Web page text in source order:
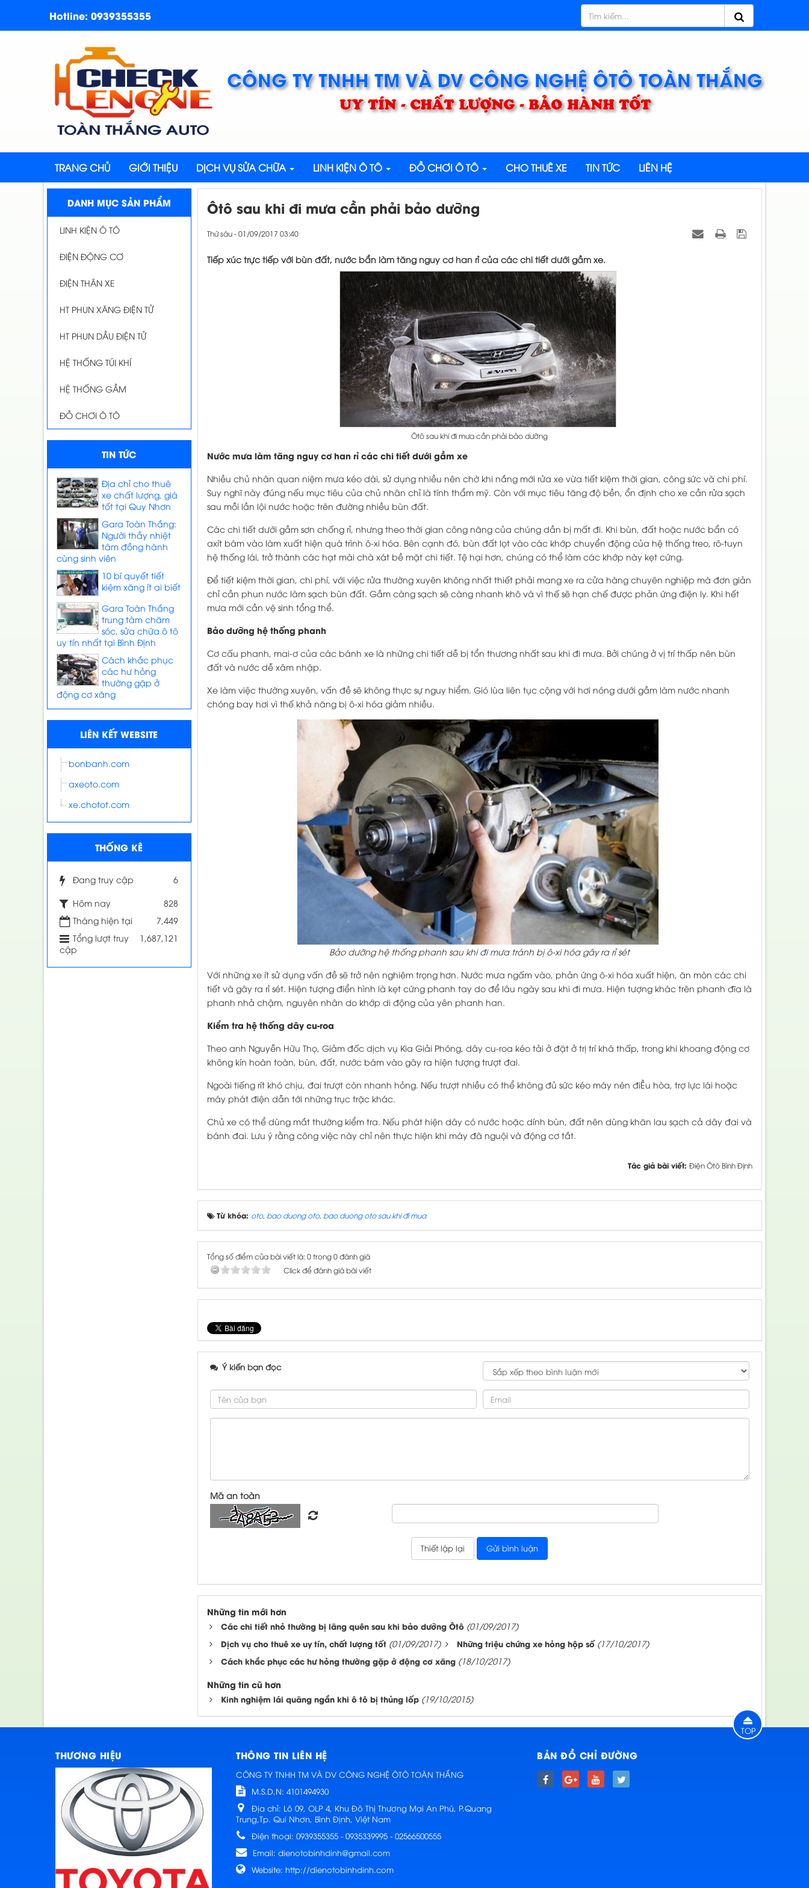
CÔNG TY TNHH TM VÀ DV CÔNG NGHỆ ÔTÔ TOÀN THẮNG
UY TÍN - CHẤT LƯỢNG - BẢO HÀNH TỐT
Hotline: 0939355355
TRANG CHỦ GIỚI THIỆU DỊCH VỤ SỬA CHỮA LINH KIỆN Ô TÔ ĐỒ CHƠI Ô TÔ CHO THUÊ XE TIN TỨC LIÊN HỆ
Ôtô sau khi đi mưa cần phải bảo dưỡng
Thứ sáu - 01/09/2017 03:40
Tiếp xúc trực tiếp với bùn đất, nước bẩn làm tăng nguy cơ han rỉ của các chi tiết dưới gầm xe.
Ôtô sau khi đi mưa cần phải bảo dưỡng
Nước mưa làm tăng nguy cơ han rỉ các chi tiết dưới gầm xe
Nhiều chủ nhân quan niệm mưa kéo dài, sử dụng nhiều nên chờ khi nắng mới rửa xe vừa tiết kiệm thời gian, công sức và chi phí.
Suy nghĩ này đúng nếu mục tiêu của chủ nhân chỉ là tính thẩm mỹ. Còn với mục tiêu tăng độ bền, ổn định cho xe cần rửa sạch
sau mỗi lần lội nước hoặc trên đường nhiều bùn đất.
Các chi tiết dưới gầm sơn chống rỉ, nhưng theo thời gian công năng của chúng dần bị mất đi. Khi bùn, đất hoặc nước bẩn có
axít bám vào làm xuất hiện quá trình ô-xi hóa. Bên cạnh đó, bùn đất lọt vào các khớp chuyển động của hệ thống treo, rô-tuyn
hệ thống lái, trở thành các hạt mài chà xát bề mặt chi tiết. Tệ hại hơn, chúng có thể làm các khớp này kẹt cứng.
Để tiết kiệm thời gian, chi phí, với việc rửa thường xuyên không nhất thiết phải mang xe ra cửa hàng chuyên nghiệp mà đơn giản
chỉ cần phun nước làm sạch bùn đất. Gầm càng sạch sẽ càng nhanh khô và vì thế sẽ hạn chế được phản ứng điện ly. Khi hết
mưa mới cần vệ sinh tổng thể.
Bảo dưỡng hệ thống phanh
Cơ cấu phanh, mai-ơ của các bánh xe là những chi tiết dễ bị tổn thương nhất sau khi đi mưa. Bởi chúng ở vị trí thấp nên bùn
đất và nước dễ xâm nhập.
Xe làm việc thường xuyên, vấn đề sẽ không thực sự nguy hiểm. Gió lùa liên tục cộng với hơi nóng dưới gầm làm nước nhanh
chóng bay hơi vì thế khả năng bị ô-xi hóa giảm nhiều.
Bảo dưỡng hệ thống phanh sau khi đi mưa tránh bị ô-xi hóa gây ra rỉ sét
Với những xe ít sử dụng vấn đề sẽ trở nên nghiêm trọng hơn. Nước mưa ngấm vào, phản ứng ô-xi hóa xuất hiện, ăn mòn các chi
tiết và gây ra rỉ sét. Hiện tượng điển hình là kẹt cứng phanh tay do để lâu ngày sau khi đi mưa. Hiện tượng khác trên phanh đĩa là
phanh nhả chậm, nguyên nhân do khớp di động của yên phanh han.
Kiểm tra hệ thống dây cu-roa
Theo anh Nguyễn Hữu Thọ, Giảm đốc dịch vụ Kia Giải Phóng, dây cu-roa kéo tải ở đặt ở trị trí khá thấp, trong khi khoang động cơ
không kín hoàn toàn, bùn, đất, nước bám vào gây ra hiện tượng trượt đai.
Ngoài tiếng rít khó chịu, đai trượt còn nhanh hỏng. Nếu trượt nhiều có thể không đủ sức kéo máy nén điỀu hòa, trợ lực lái hoặc
máy phát điện dẫn tới những trục trặc khác.
Chủ xe có thể dùng mắt thường kiểm tra. Nếu phát hiện dây có nước hoặc dính bùn, đất nên dùng khăn lau sạch cả dây đai và
bánh đai. Lưu ý rằng công việc này chỉ nên thực hiện khi máy đã nguội và động cơ tắt.
Tác giả bài viết: Điện Ôtô Bình Định
Từ khóa: oto, bao duong oto, bao duong oto sau khi đi mua
Tổng số điểm của bài viết là: 0 trong 0 đánh giá
Click để đánh giá bài viết
Ý kiến bạn đọc
Mã an toàn
Những tin mới hơn
Các chi tiết nhỏ thường bị lãng quên sau khi bảo dưỡng Ôtô (01/09/2017)
Dịch vụ cho thuê xe uy tín, chất lượng tốt (01/09/2017) Những triệu chứng xe hỏng hộp số (17/10/2017)
Cách khắc phục các hư hỏng thường gặp ở động cơ xăng (18/10/2017)
Những tin cũ hơn
Kinh nghiệm lái quãng ngắn khi ô tô bị thủng lốp (19/10/2015)
DANH MỤC SẢN PHẨM
LINH KIỆN Ô TÔ
ĐIỆN ĐỘNG CƠ
ĐIỆN THÂN XE
HT PHUN XĂNG ĐIỆN TỬ
HT PHUN DẦU ĐIỆN TỬ
HỆ THỐNG TÚI KHÍ
HỆ THỐNG GẦM
ĐỒ CHƠI Ô TÔ
TIN TỨC
Địa chỉ cho thuê
xe chất lượng, giá
tốt tại Quy Nhơn
Gara Toàn Thắng:
Người thầy nhiệt
tâm đồng hành
cùng sinh viên
10 bí quyết tiết
kiệm xăng ít ai biết
Gara Toàn Thắng
trung tâm chăm
sóc, sửa chữa ô tô
uy tín nhất tại Bình Định
Cách khắc phục
các hư hỏng
thường gặp ở
động cơ xăng
LIÊN KẾT WEBSITE
bonbanh.com
axeoto.com
xe.chotot.com
THỐNG KÊ
Đang truy cập 6
Hôm nay
828
Tháng hiện tại
7,449
Tổng lượt truy
cập
1,687,121
TOP
THƯƠNG HIỆU THÔNG TIN LIÊN HỆ
CÔNG TY TNHH TM VÀ DV CÔNG NGHỆ ÔTÔ TOÀN THẮNG
M.S.D.N: 4101494930
Địa chỉ: Lô 09, OLP 4, Khu Đô Thị Thương Mại An Phú, P.Quang
Trung,Tp. Qui Nhơn, Bình Định, Việt Nam
Điện thoại: 0939355355 - 0935339995 - 02566500555
Email: dienotobinhdinh@gmail.com
Website: http://dienotobinhdinh.com
BẢN ĐỒ CHỈ ĐƯỜNG